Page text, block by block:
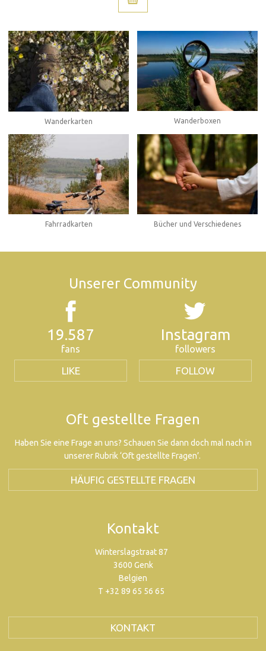
Wanderkarten Wanderboxen
Fahrradkarten Bücher und Verschiedenes
Unserer Community
19.587
fans
LIKE
Instagram
followers
FOLLOW
Oft gestellte Fragen
Haben Sie eine Frage an uns? Schauen Sie dann doch mal nach in
unserer Rubrik ‘Oft gestellte Fragen’.
HÄUFIG GESTELLTE FRAGEN
Kontakt
Winterslagstraat 87
3600 Genk
Belgien
T +32 89 65 56 65
KONTAKT